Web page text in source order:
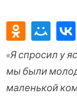
«Я спросил у
мы были
маленькой